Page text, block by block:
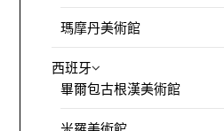
瑪摩丹美術館
西班牙
畢爾包古根漢美術館